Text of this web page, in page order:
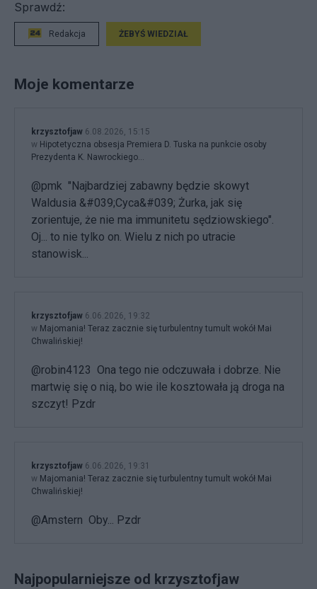
Sprawdź:
Redakcja ŻEBYŚ WIEDZIAŁ
Moje komentarze
krzysztofjaw 6.08.2026, 15:15
w Hipotetyczna obsesja Premiera D. Tuska na punkcie osoby
Prezydenta K. Nawrockiego...
@pmk "Najbardziej zabawny będzie skowyt
Waldusia &#039;Cyca&#039; Żurka, jak się
zorientuje, że nie ma immunitetu sędziowskiego".
Oj... to nie tylko on. Wielu z nich po utracie
stanowisk...
krzysztofjaw 6.06.2026, 19:32
w Majomania! Teraz zacznie się turbulentny tumult wokół Mai
Chwalińskiej!
@robin4123 Ona tego nie odczuwała i dobrze. Nie
martwię się o nią, bo wie ile kosztowała ją droga na
szczyt! Pzdr
krzysztofjaw 6.06.2026, 19:31
w Majomania! Teraz zacznie się turbulentny tumult wokół Mai
Chwalińskiej!
@Amstern Oby... Pzdr
Najpopularniejsze od krzysztofjaw